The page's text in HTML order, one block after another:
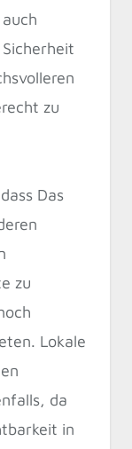
zu
Das
zu
Lokale
da
in